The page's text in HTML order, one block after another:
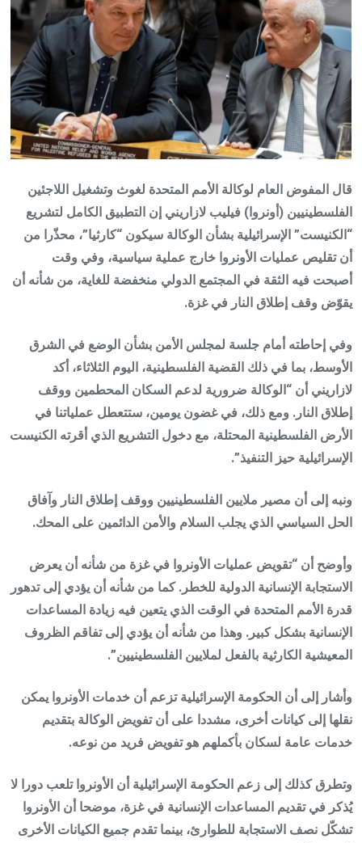
قال المفوض العام لوكالة الأمم المتحدة لغوث وتشغيل اللاجئين
الفلسطينيين (أونروا) فيليب لازاريني إن التطبيق الكامل لتشريع
“الكنيست” الإسرائيلية بشأن الوكالة سيكون “كارثيا”، محذّرا من
أن تقليص عمليات الأونروا خارج عملية سياسية، وفي وقت
أصبحت فيه الثقة في المجتمع الدولي منخفضة للغاية، من شأنه أن
يقوّض وقف إطلاق النار في غزة.
وفي إحاطته أمام جلسة لمجلس الأمن بشأن الوضع في الشرق
الأوسط، بما في ذلك القضية الفلسطينية، اليوم الثلاثاء، أكد
لازاريني أن “الوكالة ضرورية لدعم السكان المحطمين ووقف
إطلاق النار. ومع ذلك، في غضون يومين، ستتعطل عملياتنا في
الأرض الفلسطينية المحتلة، مع دخول التشريع الذي أقرته الكنيست
الإسرائيلية حيز التنفيذ”.
ونبه إلى أن مصير ملايين الفلسطينيين ووقف إطلاق النار وآفاق
الحل السياسي الذي يجلب السلام والأمن الدائمين على المحك.
وأوضح أن “تقويض عمليات الأونروا في غزة من شأنه أن يعرض
الاستجابة الإنسانية الدولية للخطر. كما من شأنه أن يؤدي إلى تدهور
قدرة الأمم المتحدة في الوقت الذي يتعين فيه زيادة المساعدات
الإنسانية بشكل كبير. وهذا من شأنه أن يؤدي إلى تفاقم الظروف
المعيشية الكارثية بالفعل لملايين الفلسطينيين”.
وأشار إلى أن الحكومة الإسرائيلية تزعم أن خدمات الأونروا يمكن
نقلها إلى كيانات أخرى، مشددا على أن تفويض الوكالة بتقديم
خدمات عامة لسكان بأكملهم هو تفويض فريد من نوعه.
وتطرق كذلك إلى زعم الحكومة الإسرائيلية أن الأونروا تلعب دورا لا
يُذكر في تقديم المساعدات الإنسانية في غزة، موضحا أن الأونروا
تشكّل نصف الاستجابة للطوارئ، بينما تقدم جميع الكيانات الأخرى